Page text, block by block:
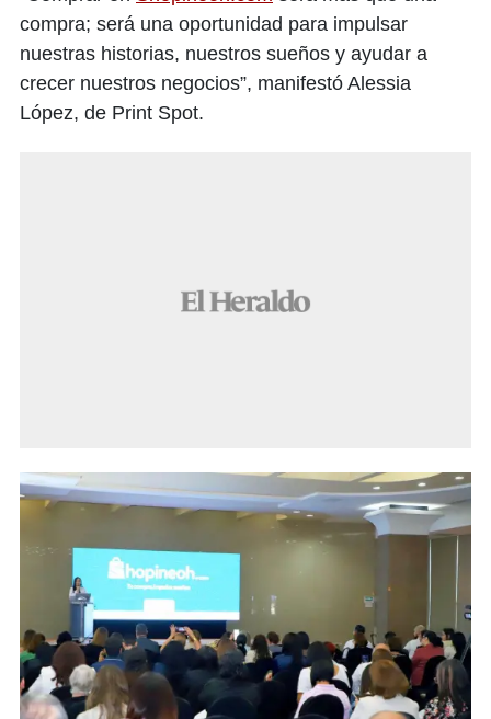
compra; será una oportunidad para impulsar
nuestras historias, nuestros sueños y ayudar a
crecer nuestros negocios”, manifestó Alessia
López, de Print Spot.